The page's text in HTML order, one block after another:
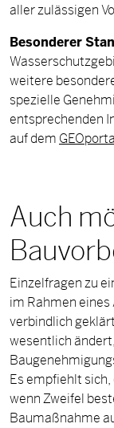
aller zulässigen
Besonderer
weitere
spezielle
entsprechenden
auf dem
Auch
Einzelfragen zu
im Rahmen
verbindlich
wesentlich
Es empfiehlt
wenn Zweifel
Baumaßnahme